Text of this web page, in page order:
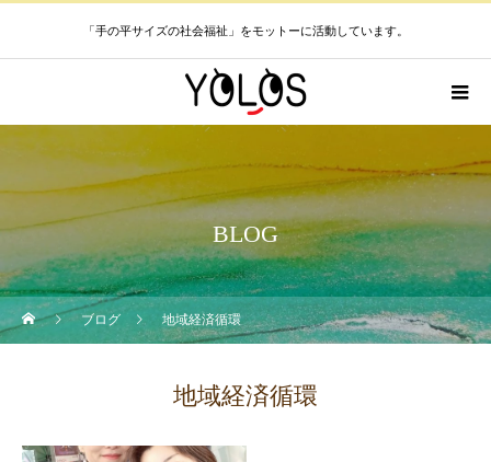
「手の平サイズの社会福祉」をモットーに活動しています。
BLOG
ブログ 地域経済循環
地域経済循環